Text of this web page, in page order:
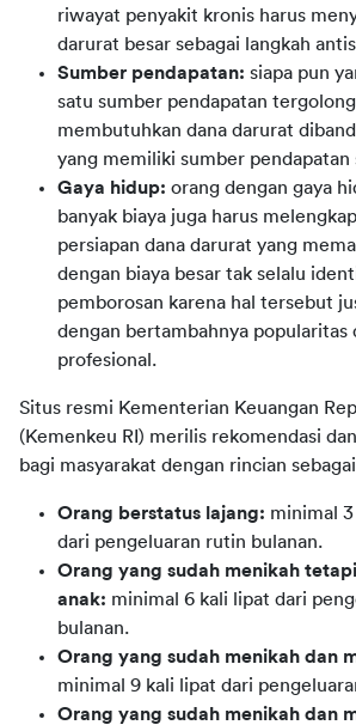
riwayat penyakit kronis harus
darurat besar sebagai langkah
Sumber pendapatan: siapa pun
satu sumber pendapatan
membutuhkan dana darurat
yang memiliki sumber pendapatan
Gaya hidup: orang dengan gaya
banyak biaya juga harus
persiapan dana darurat yang
dengan biaya besar tak selalu
pemborosan karena hal tersebut
dengan bertambahnya popularitas
profesional.
Situs resmi Kementerian Keuangan
(Kemenkeu RI) merilis rekomendasi
bagi masyarakat dengan rincian
Orang berstatus lajang: minimal
dari pengeluaran rutin bulanan.
Orang yang sudah menikah
anak: minimal 6 kali lipat dari
bulanan.
Orang yang sudah menikah dan
minimal 9 kali lipat dari
Orang yang sudah menikah dan